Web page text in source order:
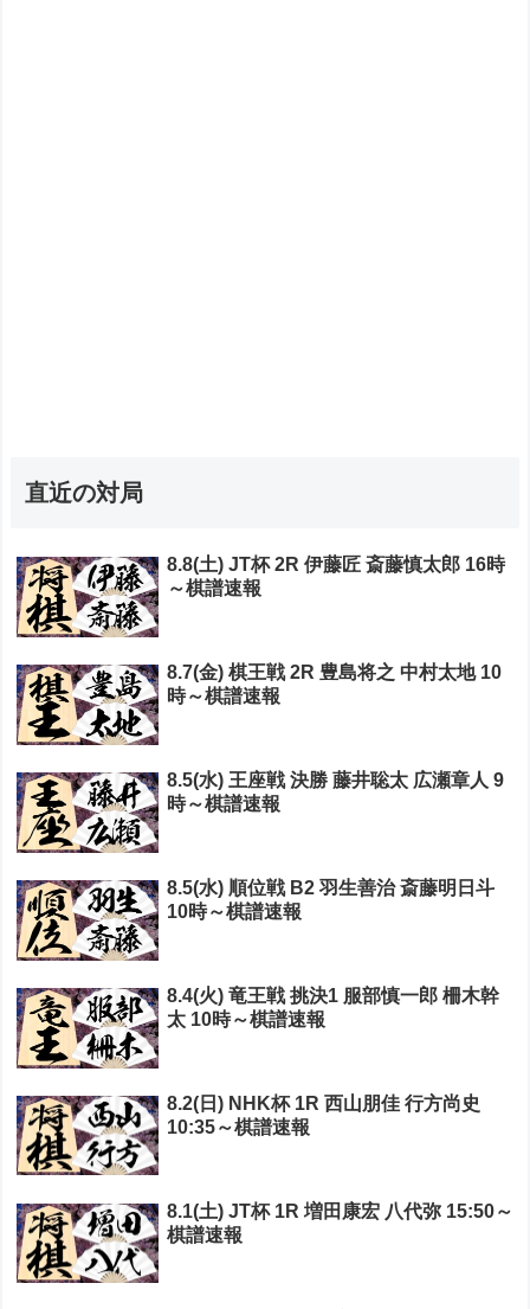
直近の対局
8.8(土) JT杯 2R 伊藤匠 斎藤慎太郎 16時
～棋譜速報
8.7(金) 棋王戦 2R 豊島将之 中村太地 10
時～棋譜速報
8.5(水) 王座戦 決勝 藤井聡太 広瀬章人 9
時～棋譜速報
8.5(水) 順位戦 B2 羽生善治 斎藤明日斗
10時～棋譜速報
8.4(火) 竜王戦 挑決1 服部慎一郎 柵木幹
太 10時～棋譜速報
8.2(日) NHK杯 1R 西山朋佳 行方尚史
10:35～棋譜速報
8.1(土) JT杯 1R 増田康宏 八代弥 15:50～
棋譜速報